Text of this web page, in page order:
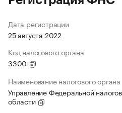
Дата регистрации
25 августа 2022
Код налогового органа
3300
Наименование налогового органа
Управление Федеральной
области